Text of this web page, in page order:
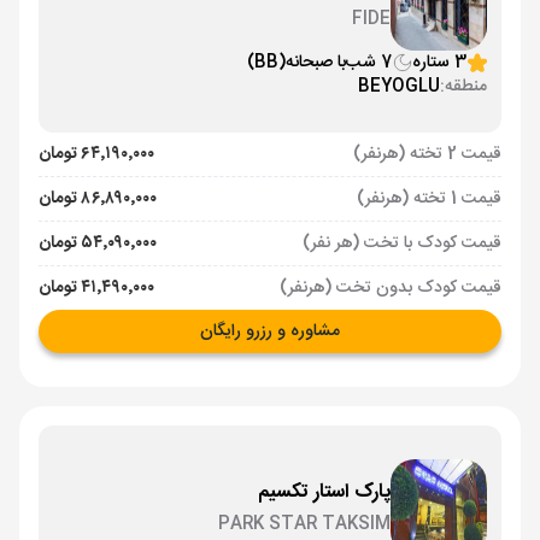
FIDE
3 ستاره
7 شب با صبحانه(BB)
منطقه:BEYOGLU
قیمت 2 تخته (هرنفر)
۶۴٬۱۹۰٬۰۰۰ تومان
قیمت 1 تخته (هرنفر)
۸۶٬۸۹۰٬۰۰۰ تومان
قیمت کودک با تخت (هر نفر)
۵۴٬۰۹۰٬۰۰۰ تومان
قیمت کودک بدون تخت (هرنفر)
۴۱٬۴۹۰٬۰۰۰ تومان
مشاوره و رزرو رایگان
پارک استار تکسیم
PARK STAR TAKSIM